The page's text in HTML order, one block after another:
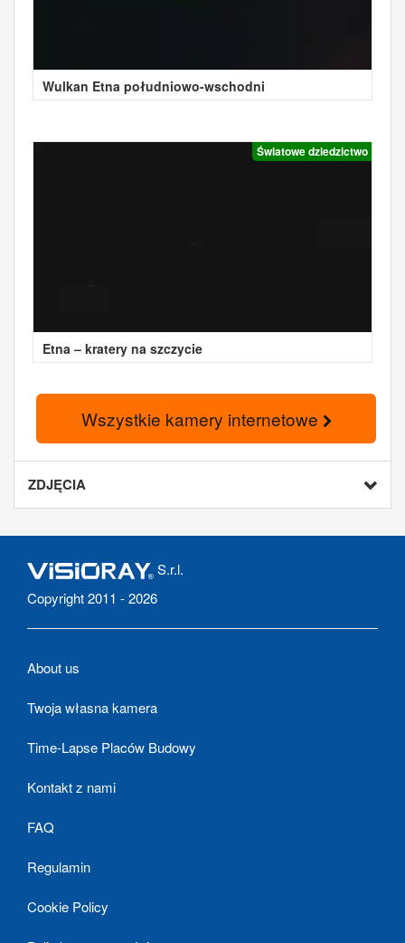
Wulkan Etna południowo-wschodni
Światowe dziedzictwo
Etna – kratery na szczycie
Wszystkie kamery internetowe
ZDJĘCIA
S.r.l.
Copyright 2011 - 2026
About us
Twoja własna kamera
Time-Lapse Placów Budowy
Kontakt z nami
FAQ
Regulamin
Cookie Policy